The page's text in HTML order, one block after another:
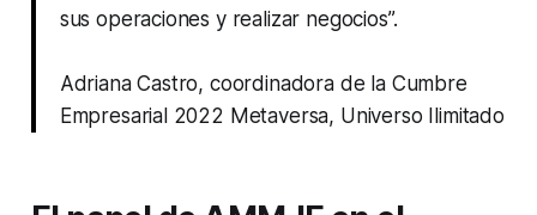
sus operaciones y realizar negocios”.
Adriana Castro, coordinadora de la Cumbre
Empresarial 2022 Metaversa, Universo Ilimitado